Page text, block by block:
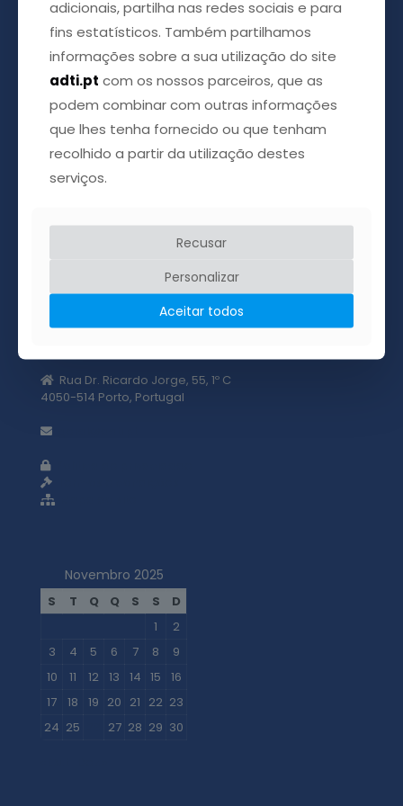
próximo, acreditamos ainda que através de uma
palavra amiga podemos apaziguar a dor que tantas
vezes chega com a doença.
Rua Dr. Ricardo Jorge, 55, 1º C
4050-514 Porto, Portugal
Novembro 2025
S T Q Q S S
D
1
2
3
4 5 6 7 8
9
10
11 12 13 14 15
16
17
18 19 20 21 22 23
24 25 27 28 29 30
adicionais, partilha nas redes sociais e para
fins estatísticos. Também partilhamos
informações sobre a sua utilização do site
adti.pt com os nossos parceiros, que as
podem combinar com outras informações
que lhes tenha fornecido ou que tenham
recolhido a partir da utilização destes
serviços.
Recusar
Personalizar
Aceitar todos